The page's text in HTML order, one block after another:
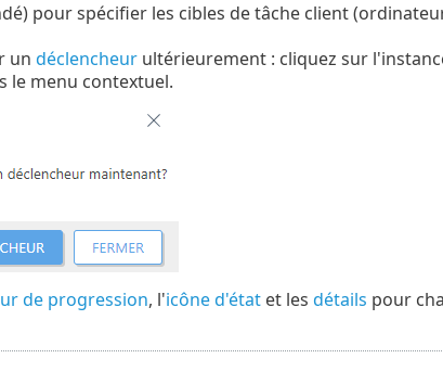
pour spécifier les cibles de tâche client
un déclencheurultérieurement : cliquez sur
le menu contextuel.
de progression, l'icône d'étatet les détails pour